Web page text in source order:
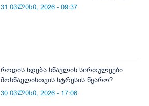
31 ივლისი, 2026 - 09:37
როდის ხდება სწავლის სირთულეები
მოსწავლისთვის სტრესის წყარო?
30 ივლისი, 2026 - 17:06